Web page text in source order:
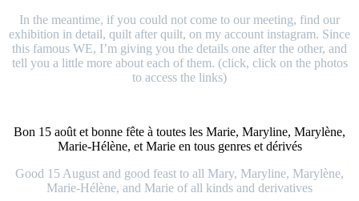
In the meantime, if you could not come to our meeting, find our
exhibition in detail, quilt after quilt, on my account instagram. Since
this famous WE, I’m giving you the details one after the other, and
tell you a little more about each of them. (click, click on the photos
to access the links)
Bon 15 août et bonne fête à toutes les Marie, Maryline, Marylène,
Marie-Hélène, et Marie en tous genres et dérivés
Good 15 August and good feast to all Mary, Maryline, Marylène,
Marie-Hélène, and Marie of all kinds and derivatives